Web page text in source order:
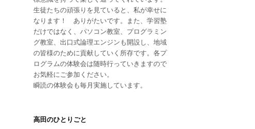
生徒たちの頑張りを見ていると、私が幸せに
なります！ ありがたいです。また、学習塾
だけではなく、パソコン教室、プログラミン
グ教室、出口式論理エンジンも開設し、地域
の皆様のために貢献していく所存です。各プ
ログラムの体験会は随時行っていきますので
お気軽にご参加ください。
瞬読の体験会も毎月実施しています。
高田のひとりごと